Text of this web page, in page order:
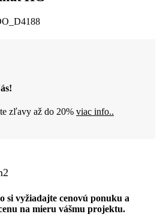
zľavy až do 20% viac info..
si vyžiadajte cenovú ponuku a
na mieru vášmu projektu.